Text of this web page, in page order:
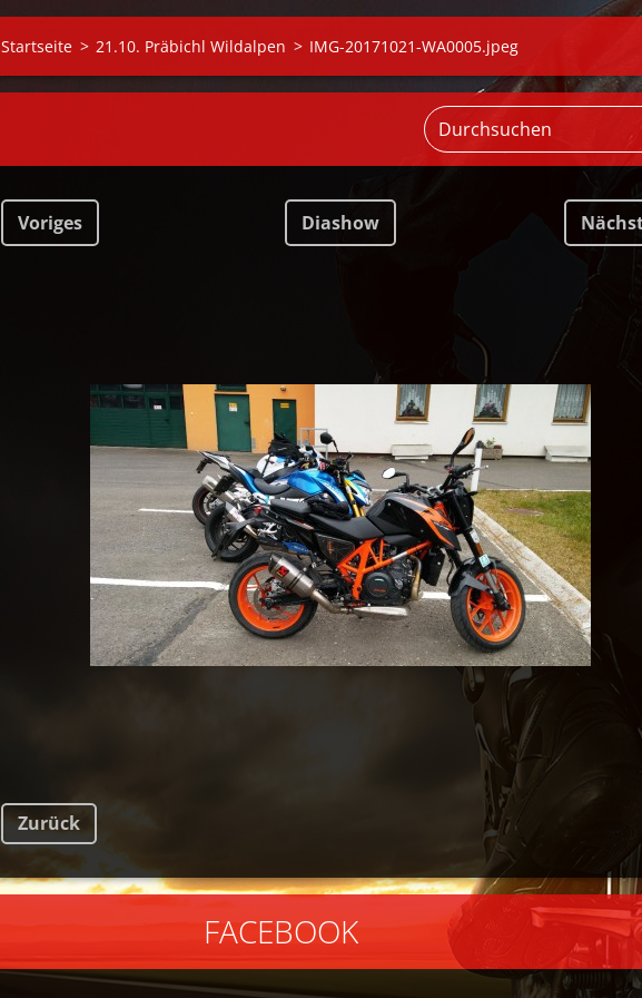
Startseite > 21.10. Präbichl Wildalpen > IMG-20171021-WA0005.jpeg
Voriges Diashow
Zurück
FACEBOOK